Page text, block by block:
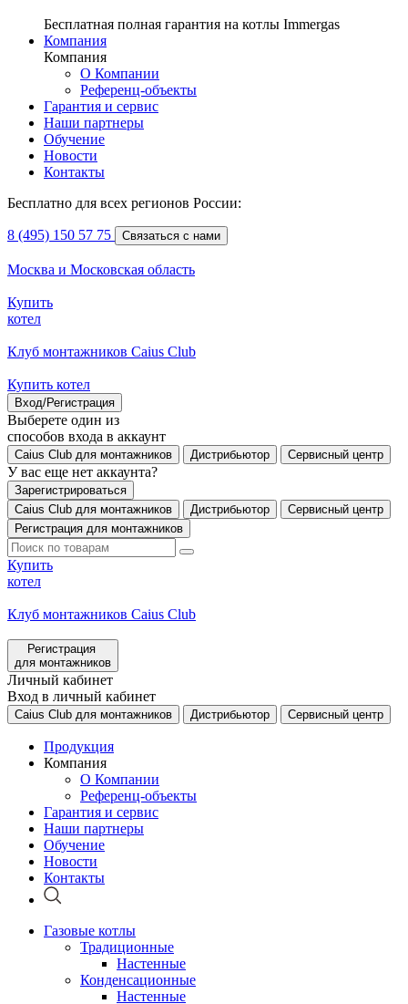
Бесплатная полная гарантия на котлы Immergas
Компания
Компания
О Компании
Референц-объекты
Гарантия и сервис
Наши партнеры
Обучение
Новости
Контакты
Бесплатно для всех регионов России:
8 (495) 150 57 75 Связаться с нами
Москва и Московская область
Купить
котел
Клуб монтажников Caius Club
Купить котел
Вход/Регистрация
Выберете один из
способов входа в аккаунт
Caius Club для монтажников Дистрибьютор Сервисный центр
У вас еще нет аккаунта?
Зарегистрироваться
Caius Club для монтажников
Дистрибьютор
Сервисный центр
Регистрация для монтажников
Купить
котел
Клуб монтажников Caius Club
Регистрация
для монтажников
Личный кабинет
Вход в личный кабинет
Caius Club для монтажников Дистрибьютор Сервисный центр
Продукция
Компания
О Компании
Референц-объекты
Гарантия и сервис
Наши партнеры
Обучение
Новости
Контакты
Газовые котлы
Традиционные
Настенные
Конденсационные
Настенные